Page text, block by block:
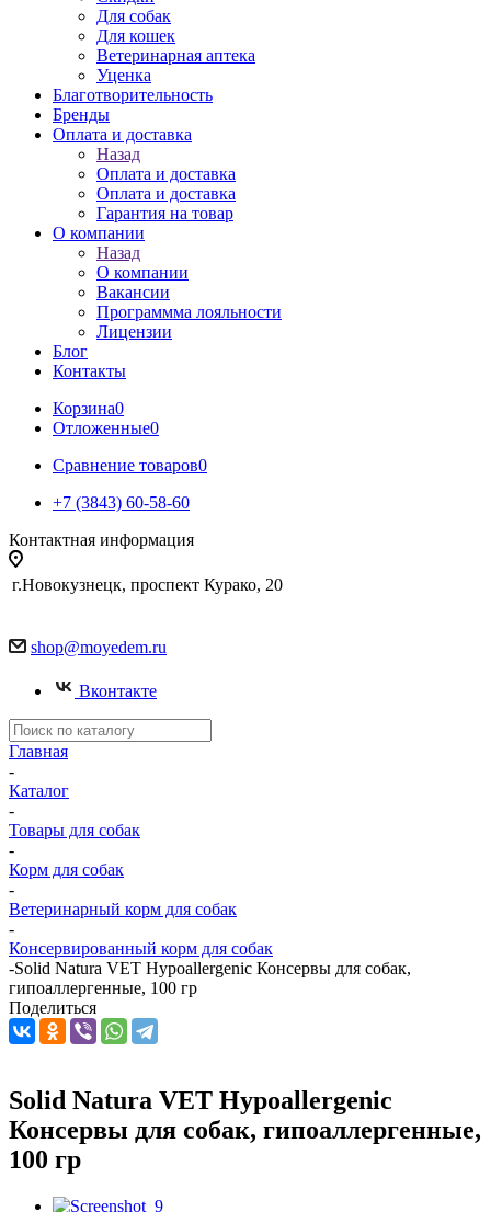
Для собак
Для кошек
Ветеринарная аптека
Уценка
Благотворительность
Бренды
Оплата и доставка
Назад
Оплата и доставка
Оплата и доставка
Гарантия на товар
О компании
Назад
О компании
Вакансии
Программма лояльности
Лицензии
Блог
Контакты
Корзина0
Отложенные0
Сравнение товаров0
+7 (3843) 60-58-60
Контактная информация
г.Новокузнецк, проспект Курако, 20
shop@moyedem.ru
Вконтакте
Главная
-
Каталог
-
Товары для собак
-
Корм для собак
-
Ветеринарный корм для собак
-
Консервированный корм для собак
-Solid Natura VET Hypoallergenic Консервы для собак,
гипоаллергенные, 100 гр
Поделиться
Solid Natura VET Hypoallergenic
Консервы для собак, гипоаллергенные,
100 гр